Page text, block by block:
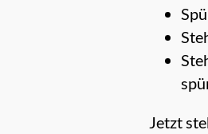
Jetzt